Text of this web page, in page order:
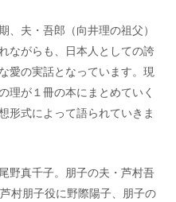
夫・吾郎（向井理の祖父）
ながらも、日本人としての誇
愛の実話となっています。現
理が１冊の本にまとめていく
形式によって語られていきま
野真千子。朋子の夫・芦村吾
村朋子役に野際陽子、朋子の